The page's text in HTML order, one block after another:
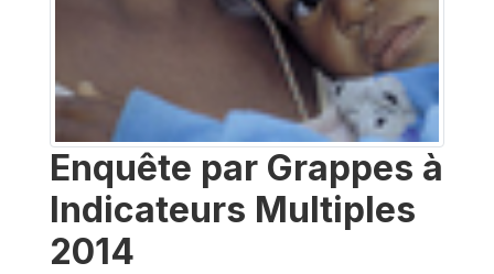
Enquête par Grappes à
Indicateurs Multiples
2014